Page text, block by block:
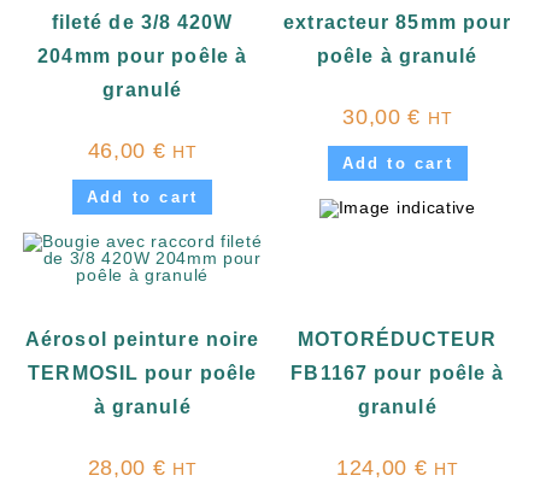
fileté de 3/8 420W
204mm pour poêle à
granulé
46,00 € HT
Add to cart
extracteur 85mm pour
poêle à granulé
30,00€ HT
Add to cart
Aérosol peinture noire
TERMOSIL pour poêle
à granulé
28,00 € HT
MOTORÉDUCTEUR
FB1167 pour poêle à
granulé
124,00 € HT